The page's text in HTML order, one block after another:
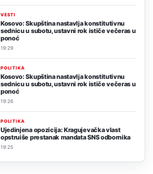
VESTI
Kosovo: Skupština nastavlja konstitutivnu
sednicu u subotu, ustavni rok ističe večeras u
ponoć
19:29
POLITIKA
Kosovo: Skupština nastavlja konstitutivnu
sednicu u subotu, ustavni rok ističe večeras u
ponoć
19:26
POLITIKA
Ujedinjena opozicija: Kragujevačka vlast
opstruiše prestanak mandata SNS odbornika
19:25